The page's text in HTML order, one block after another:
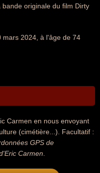
originale du film Dirty
mars 2024, à l'âge de 74
Carmen en nous envoyant
(cimétière...). Facultatif :
GPS de
Carmen